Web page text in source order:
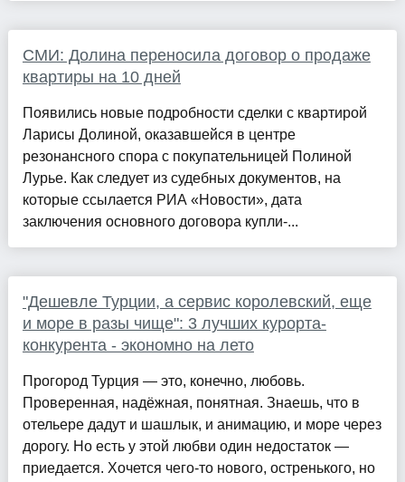
СМИ: Долина переносила договор о продаже
квартиры на 10 дней
Появились новые подробности сделки с квартирой
Ларисы Долиной, оказавшейся в центре
резонансного спора с покупательницей Полиной
Лурье. Как следует из судебных документов, на
которые ссылается РИА «Новости», дата
заключения основного договора купли-...
"Дешевле Турции, а сервис королевский, еще
и море в разы чище": 3 лучших курорта-
конкурента - экономно на лето
Прогород Турция — это, конечно, любовь.
Проверенная, надёжная, понятная. Знаешь, что в
отельере дадут и шашлык, и анимацию, и море через
дорогу. Но есть у этой любви один недостаток —
приедается. Хочется чего-то нового, остренького, но